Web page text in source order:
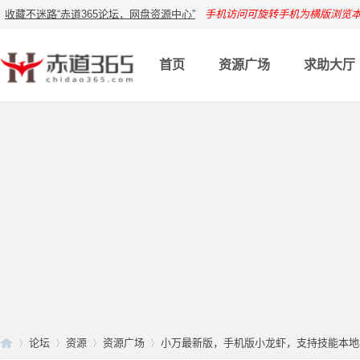
收藏不迷路“赤道365论坛，网盘资源中心” 手机访问可旋转手机为横版浏览
首页 资源广场 求助大厅
论坛 资源 资源广场 小万最新版，手机版小龙虾，支持技能本